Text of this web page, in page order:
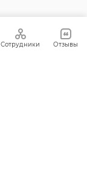
Сотрудники Отзывы